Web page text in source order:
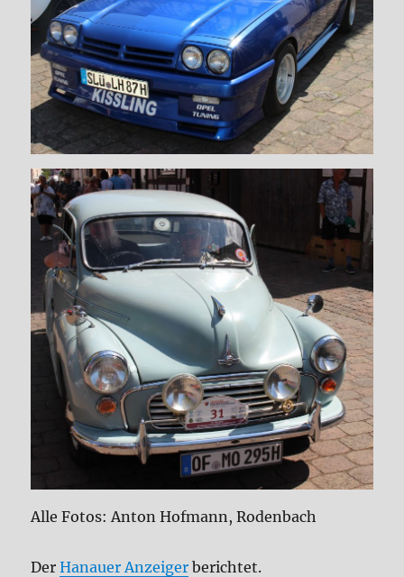
Alle Fotos: Anton Hofmann, Rodenbach
DerHanauer Anzeiger berichtet.